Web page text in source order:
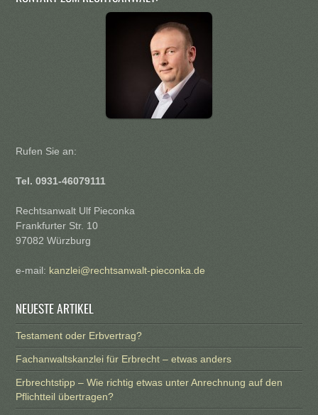
Rufen Sie an:
Tel. 0931-46079111
Rechtsanwalt Ulf Pieconka
Frankfurter Str. 10
97082 Würzburg
e-mail: kanzlei@rechtsanwalt-pieconka.de
NEUESTE ARTIKEL
Testament oder Erbvertrag?
Fachanwaltskanzlei für Erbrecht – etwas anders
Erbrechtstipp – Wie richtig etwas unter Anrechnung auf den
Pflichtteil übertragen?